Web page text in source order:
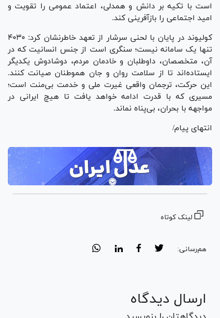
است با تکیه بر دانش و همدلی، اعتماد عمومی را تقویت و
امید اجتماعی را بازآفرینی کند.
کولیوند در پایان با لحنی سرشار از تعهد خاطرنشان کرد: ۴۰۳۰
تنها یک سامانه نیست؛ سنگری است از جنس انسانیت که در
آن، متخصصان، داوطلبان و خادمان مردم، دوشادوش یکدیگر
ایستاده‌اند تا از سلامت روان و جان هموطنان صیانت کنند.
این حرکت، ترجمان واقعی غیرت ملی و خدمت بی‌منت است؛
مسیری که با قدرت ادامه خواهد یافت تا هیچ ایرانی در
مواجهه با بحران، بی‌پناه نماند.
انتهای پیام/
لینک کوتاه
هم‌رسانی:
ارسال دیدگاه